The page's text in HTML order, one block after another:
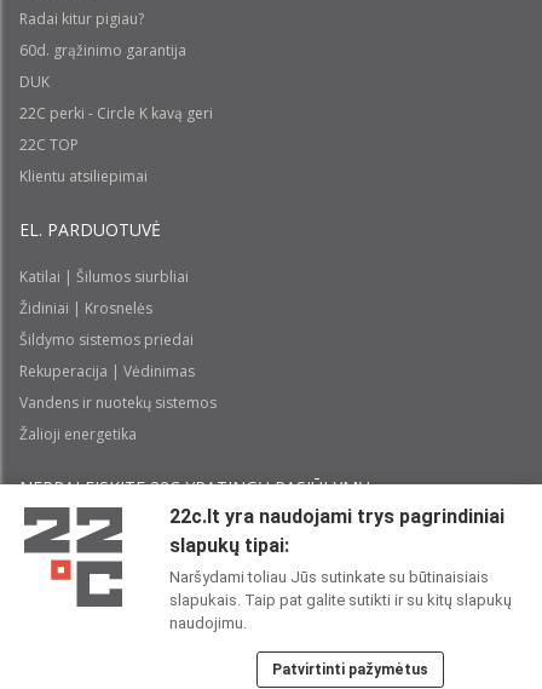
Radai kitur pigiau?
60d. grąžinimo garantija
DUK
22C perki - Circle K kavą geri
22C TOP
Klientu atsiliepimai
EL. PARDUOTUVĖ
Katilai | Šilumos siurbliai
Židiniai | Krosnelės
Šildymo sistemos priedai
Rekuperacija | Vėdinimas
Vandens ir nuotekų sistemos
Žalioji energetika
NEPRALEISKITE 22С YPATINGŲ PASIŪLYMŲ:
Perskaičiau ir sutinku su 22CPrivatumo politika
22C SOCIALINIUOSE TINKLUOSE:
22c.lt yra naudojami trys pagrindiniai
slapukų tipai:
Naršydami toliau Jūs sutinkate su būtinaisiais
slapukais. Taip pat galite sutikti ir su kitų slapukų
naudojimu.
Patvirtinti pažymėtus